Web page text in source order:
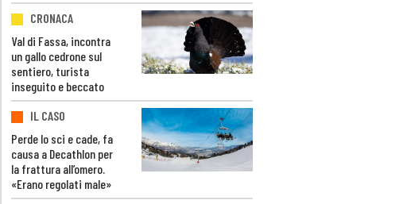
CRONACA
Val di Fassa, incontra
un gallo cedrone sul
sentiero, turista
inseguito e beccato
IL CASO
Perde lo sci e cade, fa
causa a Decathlon per
la frattura all’omero.
«Erano regolati male»